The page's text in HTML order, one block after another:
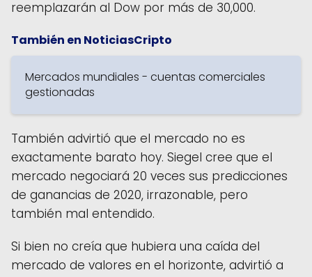
reemplazarán al Dow por más de 30,000.
También en NoticiasCripto
Mercados mundiales - cuentas comerciales
gestionadas
También advirtió que el mercado no es
exactamente barato hoy. Siegel cree que el
mercado negociará 20 veces sus predicciones
de ganancias de 2020, irrazonable, pero
también mal entendido.
Si bien no creía que hubiera una caída del
mercado de valores en el horizonte, advirtió a